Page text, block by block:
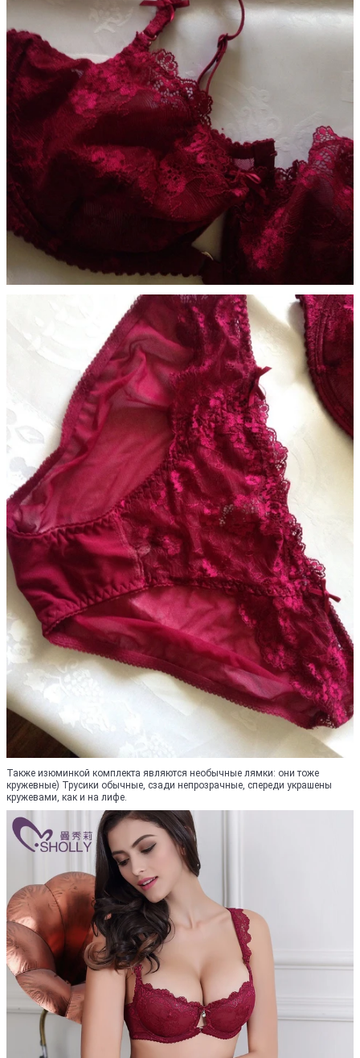
Также изюминкой комплекта являются необычные лямки: они тоже
кружевные) Трусики обычные, сзади непрозрачные, спереди украшены
кружевами, как и на лифе.